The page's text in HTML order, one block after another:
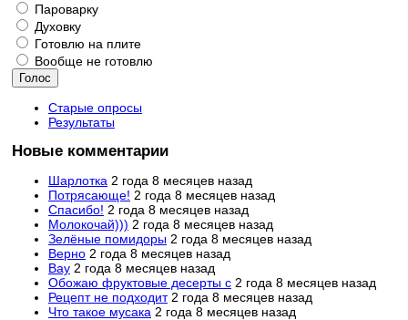
Пароварку
Духовку
Готовлю на плите
Вообще не готовлю
Старые опросы
Результаты
Новые комментарии
Шарлотка 2 года 8 месяцев назад
Потрясающе! 2 года 8 месяцев назад
Спасибо! 2 года 8 месяцев назад
Молокочай))) 2 года 8 месяцев назад
Зелёные помидоры 2 года 8 месяцев назад
Верно 2 года 8 месяцев назад
Вау 2 года 8 месяцев назад
Обожаю фруктовые десерты с 2 года 8 месяцев назад
Рецепт не подходит 2 года 8 месяцев назад
Что такое мусака 2 года 8 месяцев назад